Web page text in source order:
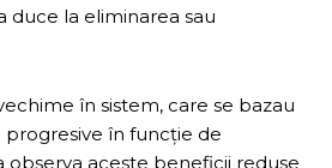
duce la eliminarea sau
în sistem, care se bazau
progresive în funcție de
observa aceste beneficii reduse